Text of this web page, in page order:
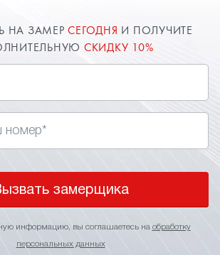
НА ЗАМЕРСЕГОДНЯ И ПОЛУЧИТЕ
СКИДКУ 10%
замерщика
информацию, вы соглашаетесь на обработку
персональных данных